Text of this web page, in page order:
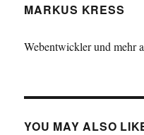
MARKUS KRESS
Webentwickler und mehr
YOU MAY ALSO